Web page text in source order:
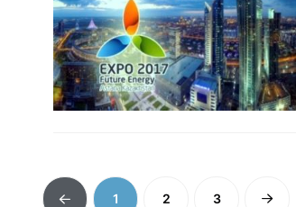
1 2 3